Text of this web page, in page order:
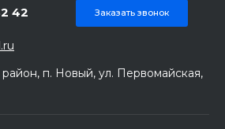
42 Заказать звонок
п. Новый, ул. Первомайская,